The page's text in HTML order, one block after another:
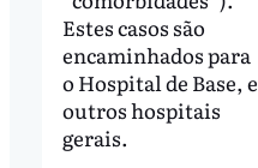
Estes casos são
encaminhados para
o Hospital de Base, e
outros hospitais
gerais.